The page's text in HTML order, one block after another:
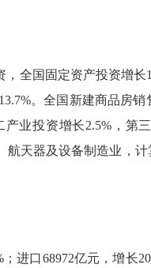
，全国固定资产投资增长
13.7%。全国新建商品房销
产业投资增长2.5% ，第
航天器及设备制造业，
；进口68972亿元，增长